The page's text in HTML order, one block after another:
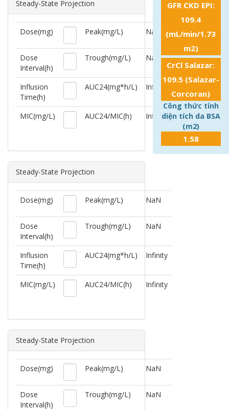
Steady-State Projection
Dose(mg) Peak(mg/L) NaN
Dose
Interval(h)
Trough(mg/L) NaN
Influsion
Time(h)
AUC24(mg*h/L) Infinity
MIC(mg/L) AUC24/MIC(h) Infinity
Steady-State Projection
Dose(mg) Peak(mg/L) NaN
Dose
Interval(h)
Trough(mg/L) NaN
Influsion
Time(h)
AUC24(mg*h/L) Infinity
MIC(mg/L) AUC24/MIC(h) Infinity
Steady-State Projection
Dose(mg) Peak(mg/L) NaN
Dose
Interval(h)
Trough(mg/L) NaN
GFR CKD EPI:
109.4
(mL/min/1.73
m2)
CrCl Salazar:
109.5(Salazar-
Corcoran)
Công thức tính
diện tích da BSA
(m2)
1.58